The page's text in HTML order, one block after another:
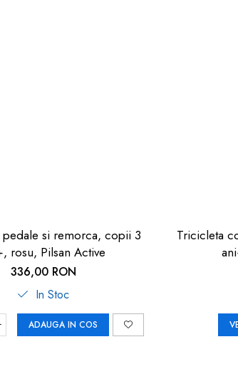
si remorca, copii 3
rosu, Pilsan Active
336,00 RON
In Stoc
ADAUGA IN COS
Tricicleta